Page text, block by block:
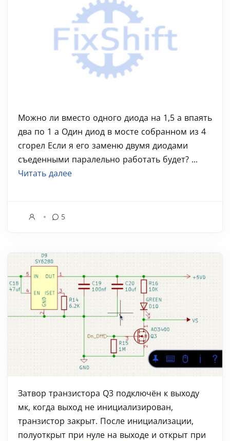
Можно ли вместо одного диода на 1,5 а впаять
два по 1 а Один диод в мосте собранном из 4
сгорел Если я его заменю двумя диодами
съеденными паралельно работать будет? ...
Читать далее
5
Затвор транзистора Q3 подключён к выходу
мк, когда выход не инициализирован,
транзистор закрыт. После инициализации,
полуоткрыт при нуле на выходе и открыт при